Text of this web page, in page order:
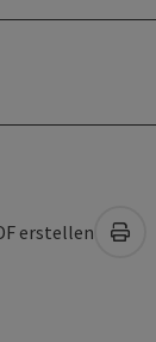
erstellen